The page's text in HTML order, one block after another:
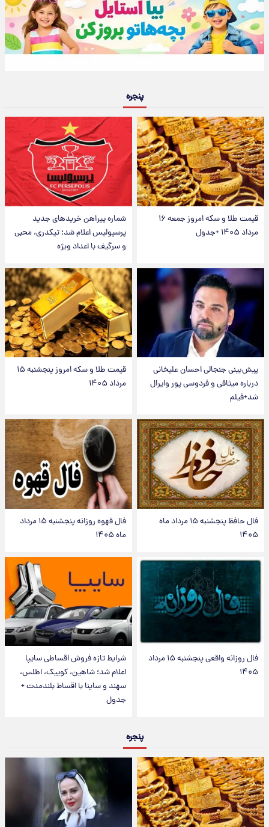
پنجره
قیمت طلا و سکه امروز جمعه ۱۶
مرداد ۱۴۰۵ +جدول
شماره پیراهن خریدهای جدید
پرسپولیس اعلام شد؛ تیکدری، محبی
و سرگیف با اعداد ویژه
پیش‌بینی جنجالی احسان علیخانی
درباره میثاقی و فردوسی پور وایرال
شد+فیلم
قیمت طلا و سکه امروز پنجشنبه ۱۵
مرداد ۱۴۰۵
فال حافظ پنجشنبه ۱۵ مرداد ماه
۱۴۰۵
فال قهوه روزانه پنجشنبه ۱۵ مرداد
ماه ۱۴۰۵
فال روزانه واقعی پنجشنبه ۱۵ مرداد
۱۴۰۵
شرایط تازه فروش اقساطی سایپا
اعلام شد؛ شاهین، کوییک، اطلس،
سهند و ساینا با اقساط بلندمدت +
جدول
پنجره